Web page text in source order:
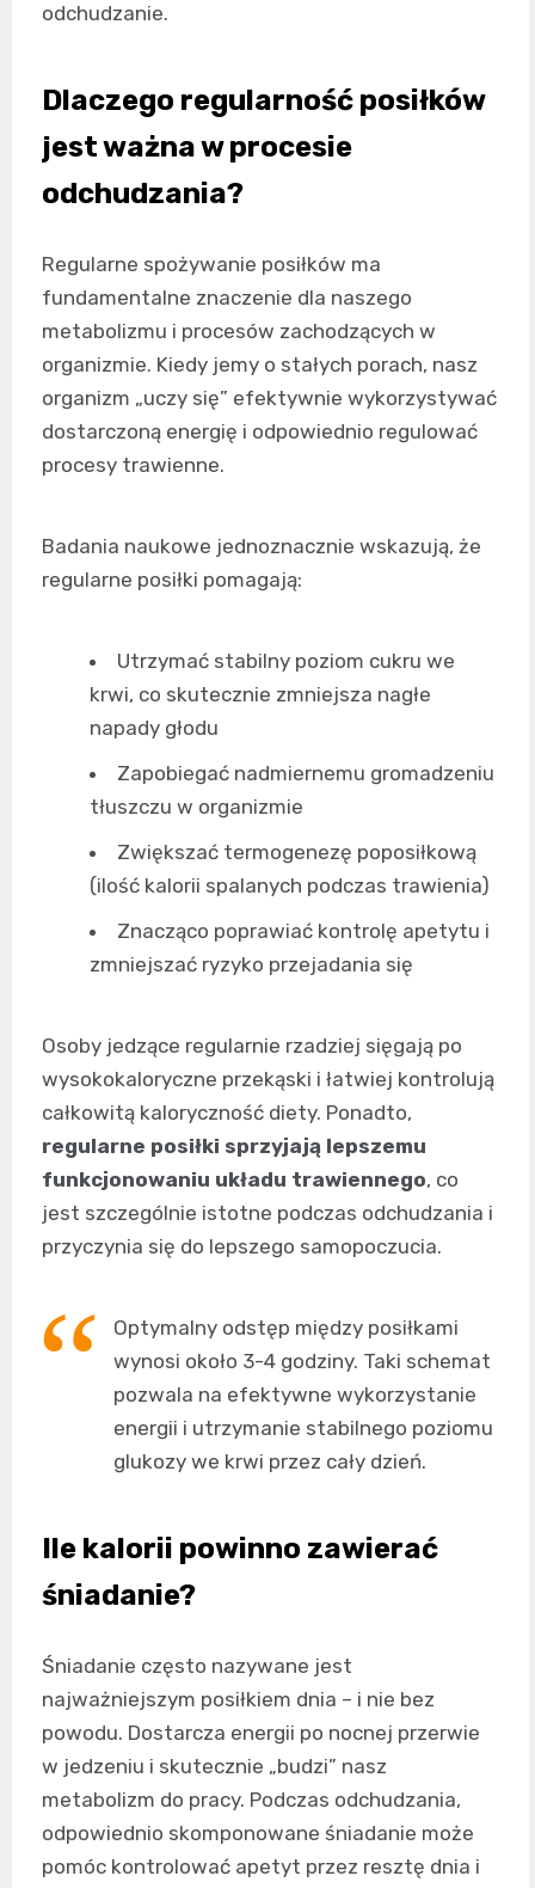
odchudzanie.
Dlaczego regularność posiłków
jest ważna w procesie
odchudzania?
Regularne spożywanie posiłków ma
fundamentalne znaczenie dla naszego
metabolizmu i procesów zachodzących w
organizmie. Kiedy jemy o stałych porach, nasz
organizm „uczy się” efektywnie wykorzystywać
dostarczoną energię i odpowiednio regulować
procesy trawienne.
Badania naukowe jednoznacznie wskazują, że
regularne posiłki pomagają:
Utrzymać stabilny poziom cukru we
krwi, co skutecznie zmniejsza nagłe
napady głodu
Zapobiegać nadmiernemu gromadzeniu
tłuszczu w organizmie
Zwiększać termogenezę poposiłkową
(ilość kalorii spalanych podczas trawienia)
Znacząco poprawiać kontrolę apetytu i
zmniejszać ryzyko przejadania się
Osoby jedzące regularnie rzadziej sięgają po
wysokokaloryczne przekąski i łatwiej kontrolują
całkowitą kaloryczność diety. Ponadto,
regularne posiłki sprzyjają lepszemu
funkcjonowaniu układu trawiennego, co
jest szczególnie istotne podczas odchudzania i
przyczynia się do lepszego samopoczucia.
Optymalny odstęp między posiłkami
wynosi około 3-4 godziny. Taki schemat
pozwala na efektywne wykorzystanie
energii i utrzymanie stabilnego poziomu
glukozy we krwi przez cały dzień.
Ile kalorii powinno zawierać
śniadanie?
Śniadanie często nazywane jest
najważniejszym posiłkiem dnia – i nie bez
powodu. Dostarcza energii po nocnej przerwie
w jedzeniu i skutecznie „budzi” nasz
metabolizm do pracy. Podczas odchudzania,
odpowiednio skomponowane śniadanie może
pomóc kontrolować apetyt przez resztę dnia i